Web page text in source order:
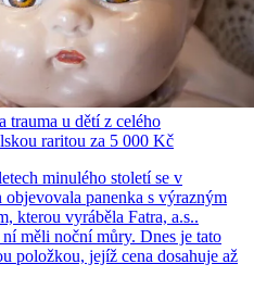
trauma u dětí z celého
raritou za 5 000 Kč
minulého století se v
objevovala panenka s výrazným
kterou vyráběla Fatra, a.s..
měli noční můry. Dnes je tato
položkou, jejíž cena dosahuje až